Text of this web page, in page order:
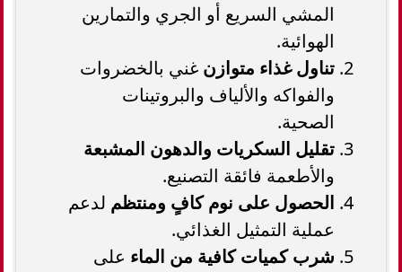
المشي السريع أو الجري والتمارين
الهوائية.
تناول غذاء متوازن غني بالخضروات
والفواكه والألياف والبروتينات
الصحية.
تقليل السكريات والدهون المشبعة
والأطعمة فائقة التصنيع.
الحصول على نوم كافٍ ومنتظم لدعم
عملية التمثيل الغذائي.
شرب كميات كافية من الماء على